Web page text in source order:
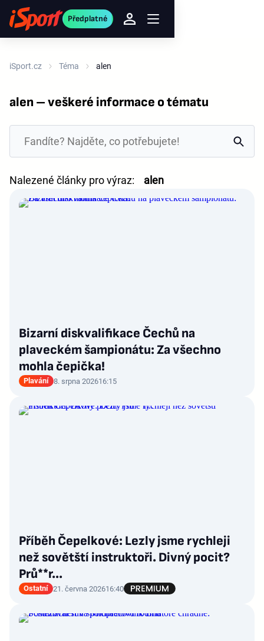
Předplatné
iSport.cz Téma alen
alen – veškeré informace o tématu
Nalezené články pro výraz: alen
Bizarní diskvalifikace Čechů na
plaveckém šampionátu: Za všechno
mohla čepička!
Plavání 8. srpna 202616:15
Příběh Čepelkové: Lezly jsme rychleji
než sovětští instruktoři. Divný pocit?
Prů**r...
Ostatní 21. června 202616:40